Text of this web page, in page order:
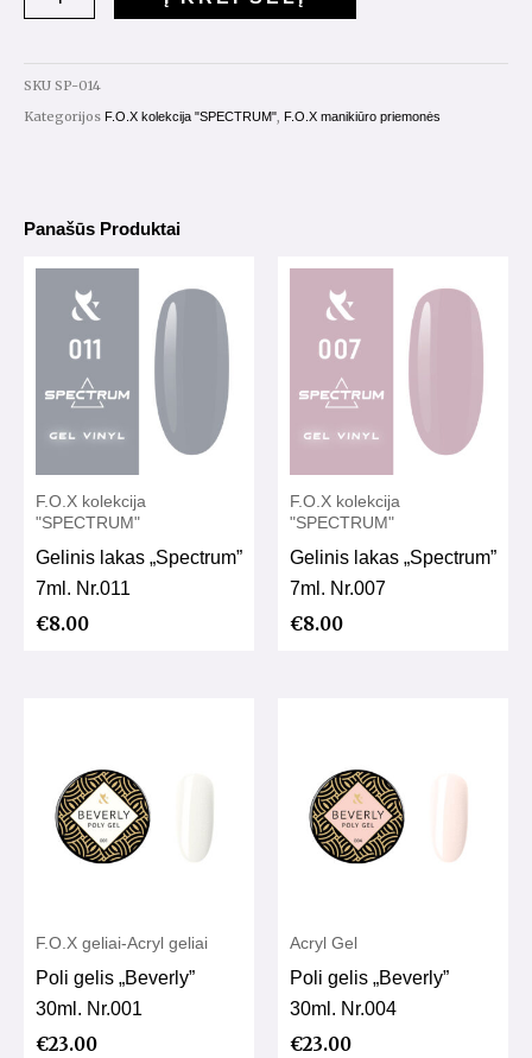
lakas
7ml.
Nr.014
SKU SP-014
Kategorijos F.O.X kolekcija "SPECTRUM", F.O.X manikiūro priemonės
Panašūs Produktai
F.O.X kolekcija
"SPECTRUM"
Gelinis lakas „Spectrum”
7ml. Nr.011
€8.00
F.O.X kolekcija
"SPECTRUM"
Gelinis lakas „Spectrum”
7ml. Nr.007
€8.00
F.O.X geliai-Acryl geliai
Poli gelis „Beverly”
30ml. Nr.001
€23.00
Acryl Gel
Poli gelis „Beverly”
30ml. Nr.004
€23.00